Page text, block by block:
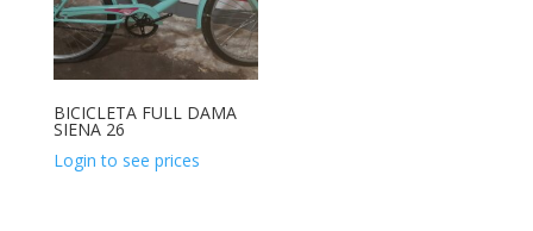
BICICLETA FULL DAMA
SIENA 26
Login to see prices